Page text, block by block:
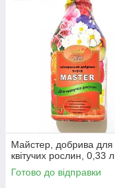
Майстер, добрива для
квітучих рослин, 0,33 л
Готово до відправки